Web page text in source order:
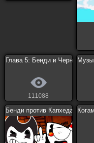
Глава 5: Бенди и
111088
Бенди против Капхеда